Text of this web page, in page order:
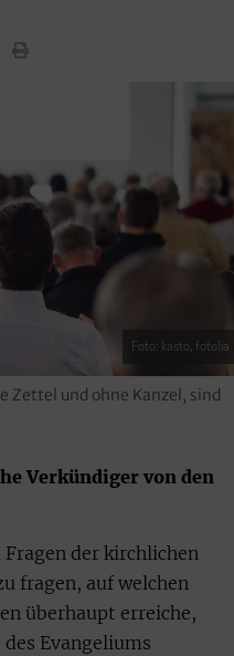
Foto: kasto, fotolia
Zettel und ohne Kanzel, sind
Verkündiger von den
der kirchlichen
fragen, auf welchen
überhaupt erreiche,
Evangeliums